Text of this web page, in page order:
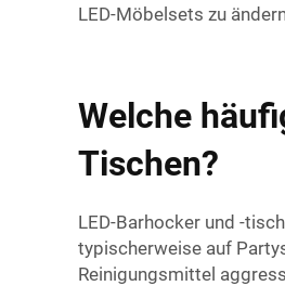
LED-Möbelsets zu
Welche
Tischen?
LED-Barhocker und -
typischerweise auf
Reinigungsmittel